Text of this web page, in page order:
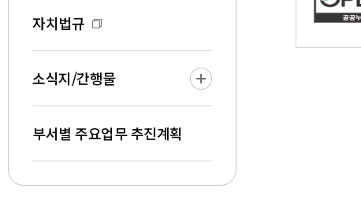
자치법규
소식지/간행물
부서별 주요업무 추진계획